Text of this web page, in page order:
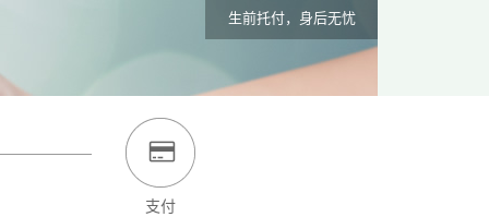
生前托付，身后无忧
支付